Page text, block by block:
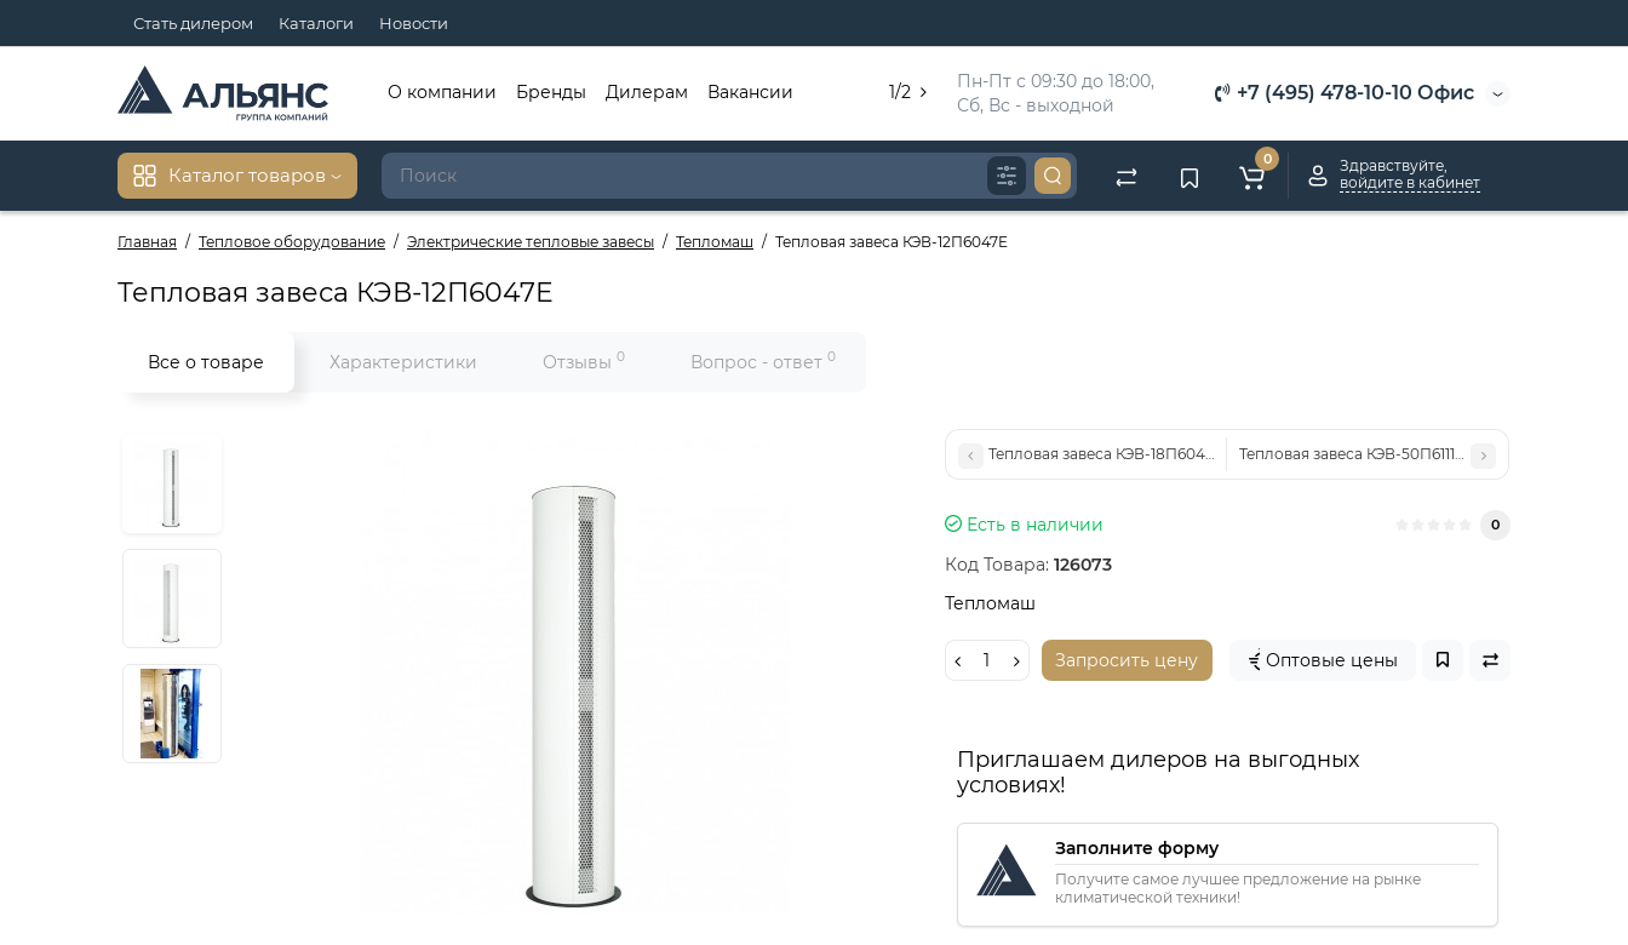
Стать дилером Каталоги Новости
Пн-Пт с 09:30 до 18:00,
Сб, Вс - выходной
+7 (495) 478-10-10 Офис
1/2
О компании Бренды Дилерам Вакансии
Каталог товаров
0
Здравствуйте,
войдите в кабинет
Главная Тепловое оборудование Электрические тепловые завесы Тепломаш Тепловая завеса КЭВ-12П6047E
Тепловая завеса КЭВ-12П6047E
Все о товаре Характеристики Отзывы 0 Вопрос - ответ 0
Тепловая завеса КЭВ-18П6049E Тепловая завеса КЭВ-50П6111W нерж.
Есть в наличии 0
Код Товара: 126073
Тепломаш
Запросить цену Оптовые цены
Приглашаем дилеров на выгодных
условиях!
Заполните форму
Получите самое лучшее предложение на рынке
климатической техники!